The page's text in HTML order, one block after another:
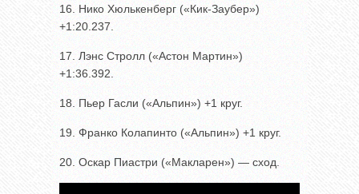
16. Нико Хюлькенберг («Кик-Заубер»)
+1:20.237.
17. Лэнс Стролл («Астон Мартин»)
+1:36.392.
18. Пьер Гасли («Альпин») +1 круг.
19. Франко Колапинто («Альпин») +1 круг.
20. Оскар Пиастри («Макларен») — сход.